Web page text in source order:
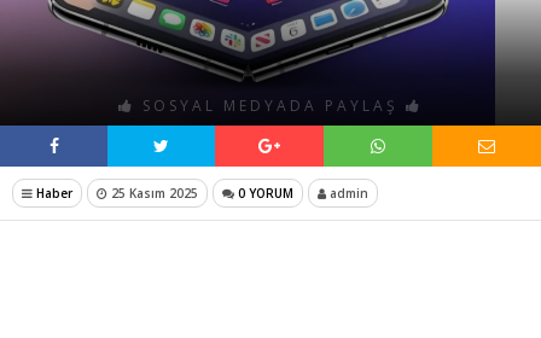
SOSYAL MEDYADA PAYLAŞ
Haber 25 Kasım 2025 0 YORUM admin